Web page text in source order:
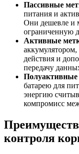
Пассивные
питания и
Они дешевле и
ограниченную
Активные
аккумулятором,
действия и
передачу
Полуактивные
батарею для
энергию
компромисс
контроля